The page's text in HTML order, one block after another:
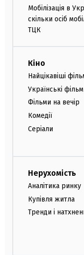
Мобілізація в
скільки осіб
ТЦК
Кіно
Найцікавіші
Українські
Фільми на вечір
Комедії
Серіали
Нерухомість
Аналітика ринку
Купівля житла
Тренди і